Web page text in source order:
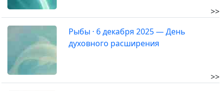
>>
Рыбы · 6 декабря 2025 — День
духовного расширения
>>